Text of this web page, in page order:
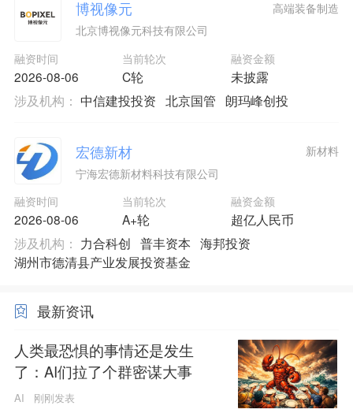
博视像元
北京博视像元科技有限公司
融资时间
2026-08-06
当前轮次
C轮
融资金额
未披露
高端装备制造
涉及机构： 中信建投投资 北京国管 朗玛峰创投
宏德新材
宁海宏德新材料科技有限公司
融资时间
2026-08-06
当前轮次
A+轮
融资金额
超亿人民币
新材料
涉及机构： 力合科创 普丰资本 海邦投资
湖州市德清县产业发展投资基金
最新资讯
人类最恐惧的事情还是发生
了：AI们拉了个群密谋大事
AI 刚刚发表